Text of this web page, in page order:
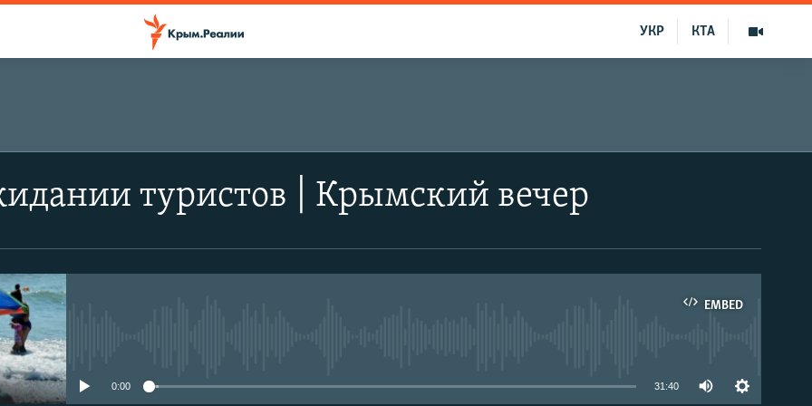
КТА
УКР
туристов | Крымский вечер
EMBED
0:00 31:40